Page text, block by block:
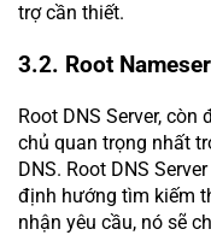
trợ cần thiết.
3.2. Root
Root DNS Server,
chủ quan trọng nhất
DNS. Root DNS
định hướng tìm kiếm
nhận yêu cầu, nó sẽ